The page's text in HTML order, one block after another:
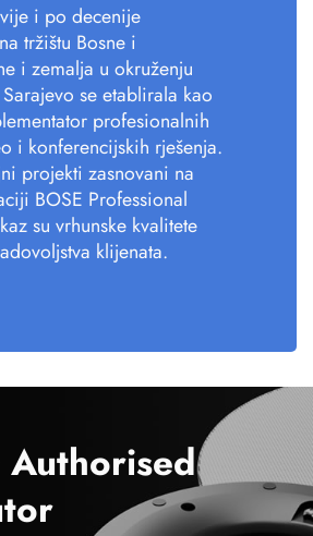
i po decenije
tržištu Bosne i
i zemalja u okruženju
se etablirala kao
profesionalnih
i konferencijskih rješenja.
projekti zasnovani na
BOSE Professional
su vrhunske kvalitete
klijenata.
Authorised